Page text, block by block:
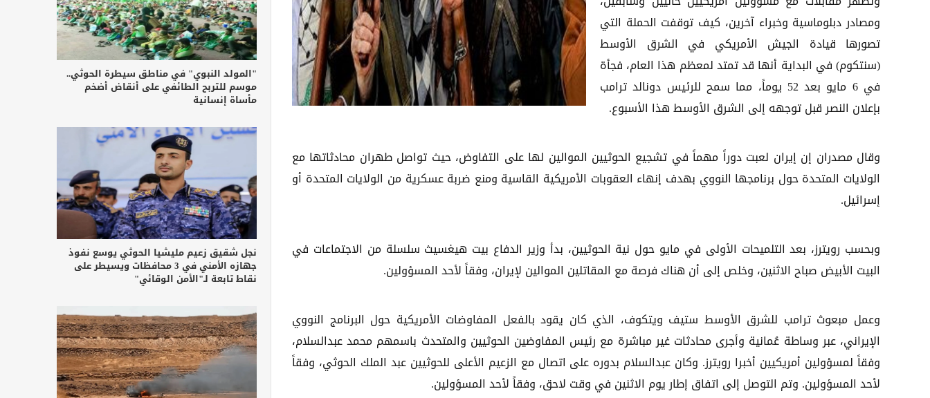
ومصادر دبلوماسية وخبراء آخرين، كيف توقفت الحملة التي
تصورها قيادة الجيش الأمريكي في الشرق الأوسط
(سنتكوم) في البداية أنها قد تمتد لمعظم هذا العام، فجأة
في 6 مايو بعد 52 يوماً، مما سمح للرئيس دونالد ترامب
بإعلان النصر قبل توجهه إلى الشرق الأوسط هذا الأسبوع.
وقال مصدران إن إيران لعبت دوراً مهماً في تشجيع الحوثيين الموالين لها على التفاوض، حيث تواصل طهران محادثاتها مع
الولايات المتحدة حول برنامجها النووي بهدف إنهاء العقوبات الأمريكية القاسية ومنع ضربة عسكرية من الولايات المتحدة أو
إسرائيل.
وبحسب رويترز، بعد التلميحات الأولى في مايو حول نية الحوثيين، بدأ وزير الدفاع بيت هيغسيث سلسلة من الاجتماعات في
البيت الأبيض صباح الاثنين، وخلص إلى أن هناك فرصة مع المقاتلين الموالين لإيران، وفقاً لأحد المسؤولين.
وعمل مبعوث ترامب للشرق الأوسط ستيف ويتكوف، الذي كان يقود بالفعل المفاوضات الأمريكية حول البرنامج النووي
الإيراني، عبر وساطة عُمانية وأجرى محادثات غير مباشرة مع رئيس المفاوضين الحوثيين والمتحدث باسمهم محمد عبدالسلام،
وفقاً لمسؤولين أمريكيين أخبرا رويترز. وكان عبدالسلام بدوره على اتصال مع الزعيم الأعلى للحوثيين عبد الملك الحوثي، وفقاً
لأحد المسؤولين. وتم التوصل إلى اتفاق إطار يوم الاثنين في وقت لاحق، وفقاً لأحد المسؤولين.
"المولد النبوي" في مناطق سيطرة الحوثي..
موسم للتربح الطائفي على أنقاض أضخم
مأساة إنسانية
نجل شقيق زعيم مليشيا الحوثي يوسع نفوذ
جهازه الأمني في 3 محافظات ويسيطر على
نقاط تابعة لـ"الأمن الوقائي"